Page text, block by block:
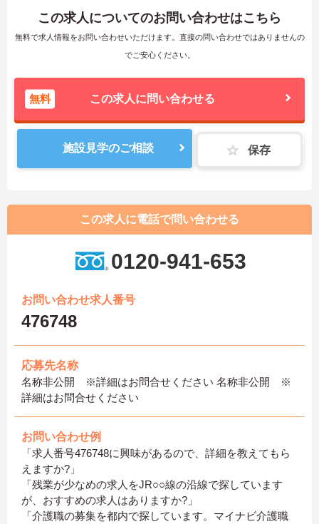
この求人についてのお問い合わせはこちら
無料で求人情報をお問い合わせいただけます。直接の問い合わせではありませんの
でご安心ください。
無料 この求人に問い合わせる
施設見学のご相談 保存
この求人に電話で問い合わせる
0120-941-653
お問い合わせ求人番号
476748
応募先名称
名称非公開 ※詳細はお問合せください 名称非公開 ※
詳細はお問合せください
お問い合わせ例
「求人番号476748に興味があるので、詳細を教えてもら
えますか?」
「残業が少なめの求人をJR○○線の沿線で探しています
が、おすすめの求人はありますか?」
「介護職の募集を都内で探しています。マイナビ介護職